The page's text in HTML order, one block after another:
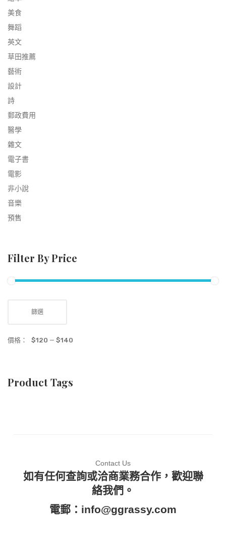
美食
舞蹈
英文
草田推薦
藝術
設計
詩
郵政費用
醫學
雜文
電子書
電影
非小說
音樂
預售
Filter By Price
篩選
價格： $120 — $140
Product Tags
Contact Us
如有任何查詢或洽商業務合作，歡迎聯
絡我們。
電郵： info@ggrassy.com